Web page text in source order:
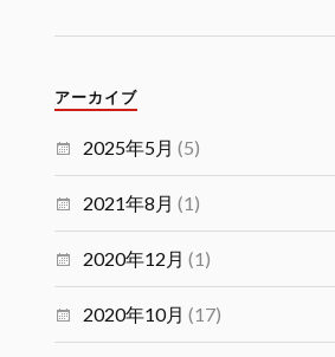
アーカイブ
2025年5月 (5)
2021年8月 (1)
2020年12月 (1)
2020年10月 (17)